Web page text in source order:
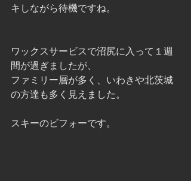
キしながら待機ですね。
ワックスサービスで沼尻に入って１週
間が過ぎましたが、
ファミリー層が多く、いわきや北茨城
の方達も多く見えました。
スキーのビフォーです。